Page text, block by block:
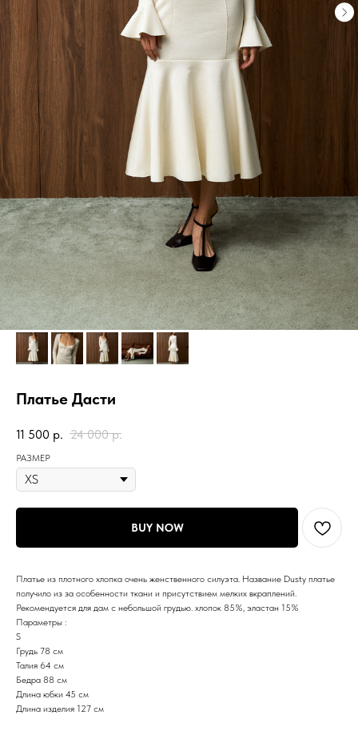
Платье Дасти
11 500 р. 24 000 р.
РАЗМЕР
BUY NOW
Платье из плотного хлопка очень женственного силуэта. Название Dusty платье
получило из за особенности ткани и присутствием мелких вкраплений.
Рекомендуется для дам с небольшой грудью. хлопок 85%, эластан 15%
Параметры :
S
Грудь 78 см
Талия 64 см
Бедра 88 см
Длина юбки 45 см
Длина изделия 127 см